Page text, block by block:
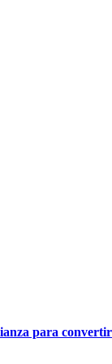
para